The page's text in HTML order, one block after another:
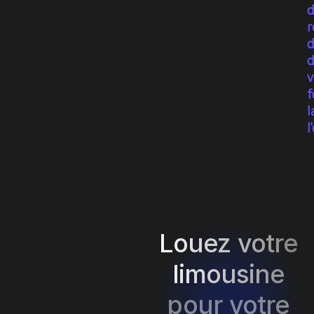
Louez votre
limousine
pour votre